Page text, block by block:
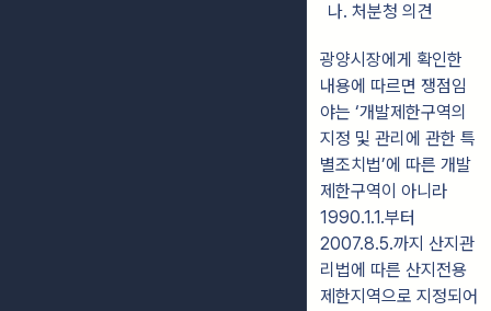
나. 처분청 의견
광양시장에게 확인한
내용에 따르면 쟁점임
야는 ‘개발제한구역의
지정 및 관리에 관한 특
별조치법’에 따른 개발
제한구역이 아니라
1990.1.1.부터
2007.8.5.까지 산지관
리법에 따른 산지전용
제한지역으로 지정되어